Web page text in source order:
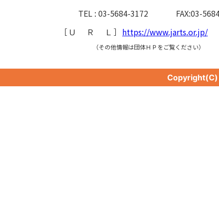
TEL : 03-5684-3172
FAX:03-
［ ＵＲＬ ］ https://www.jarts.or.jp/
（その他情報は団体ＨＰをご覧ください）